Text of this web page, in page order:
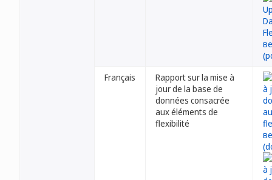
Français
Rapport sur la mise à
jour de la base de
données consacrée
aux éléments de
flexibilité